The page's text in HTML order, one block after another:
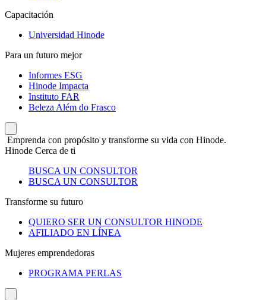
Capacitación
Universidad Hinode
Para un futuro mejor
Informes ESG
Hinode Impacta
Instituto FAR
Beleza Além do Frasco
Emprenda con propósito y transforme su vida con Hinode.
Hinode Cerca de ti
BUSCA UN CONSULTOR
BUSCA UN CONSULTOR
Transforme su futuro
QUIERO SER UN CONSULTOR HINODE
AFILIADO EN LÍNEA
Mujeres emprendedoras
PROGRAMA PERLAS